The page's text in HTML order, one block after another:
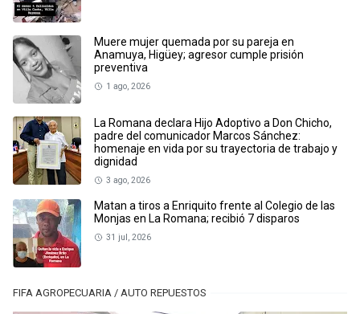
Muere mujer quemada por su pareja en
Anamuya, Higüey; agresor cumple prisión
preventiva
1 ago, 2026
La Romana declara Hijo Adoptivo a Don Chicho,
padre del comunicador Marcos Sánchez:
homenaje en vida por su trayectoria de trabajo y
dignidad
3 ago, 2026
Matan a tiros a Enriquito frente al Colegio de las
Monjas en La Romana; recibió 7 disparos
31 jul, 2026
FIFA AGROPECUARIA / AUTO REPUESTOS